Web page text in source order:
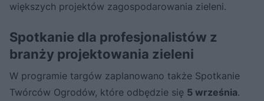
większych projektów zagospodarowania zieleni.
Spotkanie dla profesjonalistów z
branży projektowania zieleni
W programie targów zaplanowano także Spotkanie
Twórców Ogrodów, które odbędzie się 5 września.